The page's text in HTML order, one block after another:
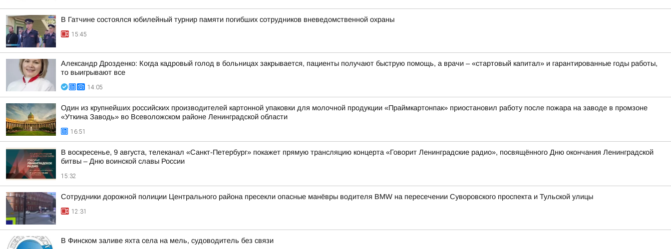
В Гатчине состоялся юбилейный турнир памяти погибших сотрудников вневедомственной охраны
15:45
Александр Дрозденко: Когда кадровый голод в больницах закрывается, пациенты получают быструю помощь, а врачи – «стартовый капитал» и гарантированные годы работы,
то выигрывают все
14:05
Один из крупнейших российских производителей картонной упаковки для молочной продукции «Праймкартонпак» приостановил работу после пожара на заводе в промзоне
«Уткина Заводь» во Всеволожском районе Ленинградской области
16:51
В воскресенье, 9 августа, телеканал «Санкт-Петербург» покажет прямую трансляцию концерта «Говорит Ленинградские радио», посвящённого Дню окончания Ленинградской
битвы – Дню воинской славы России
15:32
Сотрудники дорожной полиции Центрального района пресекли опасные манёвры водителя BMW на пересечении Суворовского проспекта и Тульской улицы
12:31
В Финском заливе яхта села на мель, судоводитель без связи